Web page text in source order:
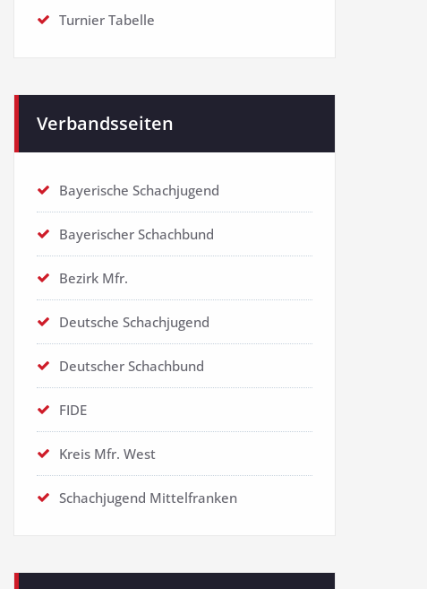
Turnier Tabelle
Verbandsseiten
Bayerische Schachjugend
Bayerischer Schachbund
Bezirk Mfr.
Deutsche Schachjugend
Deutscher Schachbund
FIDE
Kreis Mfr. West
Schachjugend Mittelfranken